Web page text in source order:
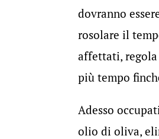
dovranno
rosolare il
affettati, regola
più tempo
Adesso
olio di oliva,